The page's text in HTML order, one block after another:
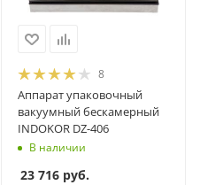
8
Аппарат упаковочный
вакуумный бескамерный
INDOKOR DZ-406
В наличии
23 716 руб.